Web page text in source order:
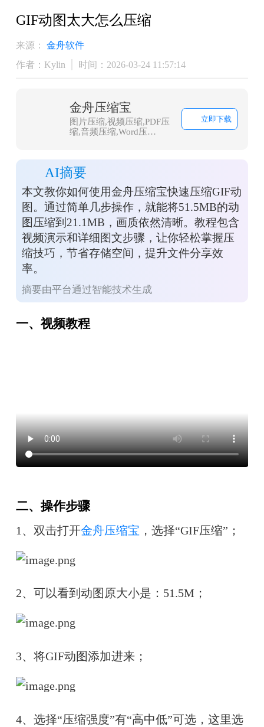
GIF动图太大怎么压缩
来源：
金舟软件
作者：Kylin
时间：2026-03-24 11:57:14
金舟压缩宝
图片压缩,视频压缩,PDF压
缩,音频压缩,Word压
式、压缩率高、压缩速度
快、压缩后无损质量等特
点。
立即下载
AI摘要
本文教你如何使用金舟压缩宝快速压缩GIF动
图。通过简单几步操作，就能将51.5MB的动
图压缩到21.1MB，画质依然清晰。教程包含
视频演示和详细图文步骤，让你轻松掌握压
缩技巧，节省存储空间，提升文件分享效
率。
摘要由平台通过智能技术生成
一、视频教程
二、操作步骤
1、双击打开金舟压缩宝 ，选择“GIF压缩”；
2、可以看到动图原大小是：51.5M；
3、 将GIF动图添加进来；
4、选择“压缩强度”有“高中低”可选，这里选